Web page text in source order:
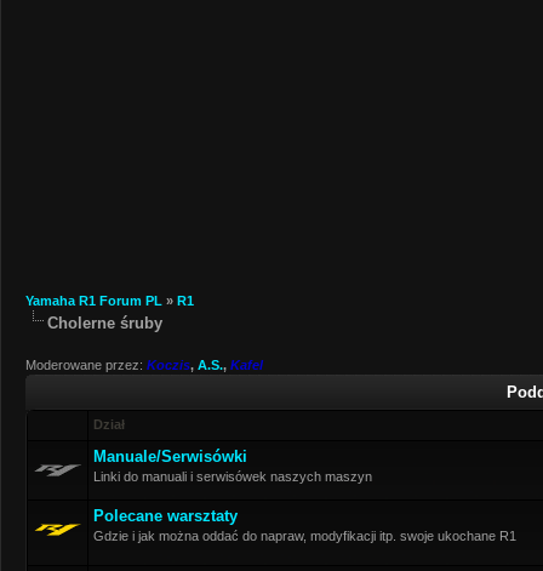
Yamaha R1 Forum PL » R1
Cholerne śruby
Moderowane przez: Koczis, A.S., Kafel
Dział
Manuale/Serwisówki
Linki do manuali i serwisówek naszych maszyn
Polecane warsztaty
Gdzie i jak można oddać do napraw, modyfikacji itp. swoje ukochane R1